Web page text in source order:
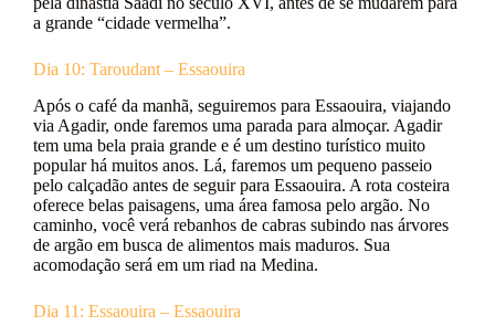
a grande “cidade vermelha”.
Dia 10: Taroudant – Essaouira
Após o café da manhã, seguiremos para Essaouira, viajando
via Agadir, onde faremos uma parada para almoçar. Agadir
tem uma bela praia grande e é um destino turístico muito
popular há muitos anos. Lá, faremos um pequeno passeio
pelo calçadão antes de seguir para Essaouira. A rota costeira
oferece belas paisagens, uma área famosa pelo argão. No
caminho, você verá rebanhos de cabras subindo nas árvores
de argão em busca de alimentos mais maduros. Sua
acomodação será em um riad na Medina.
Dia 11: Essaouira – Essaouira